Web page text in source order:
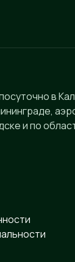
в
и по